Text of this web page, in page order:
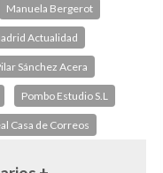
Manuela Bergerot
Actualidad
Sánchez Acera
Pombo Estudio S.L
Casa de Correos